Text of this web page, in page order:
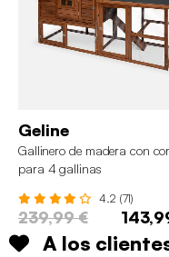
Geline
Gallinero de madera con
para 4 gallinas
4.2 (71)
239,99 €
A los